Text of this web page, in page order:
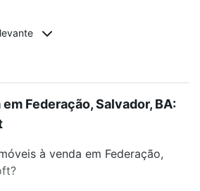
Federação, Salvador, BA:
à venda em Federação,